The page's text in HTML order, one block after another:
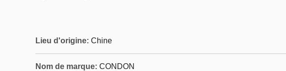
Lieu d'origine: Chine
Nom de marque: CONDON